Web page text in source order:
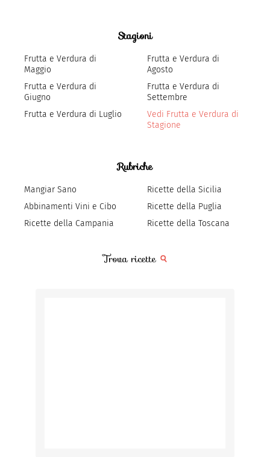
Stagioni
Frutta e Verdura di
Maggio
Frutta e Verdura di
Giugno
Frutta e Verdura di Luglio
Frutta e Verdura di
Agosto
Frutta e Verdura di
Settembre
Vedi Frutta e Verdura di
Stagione
Rubriche
Mangiar Sano
Abbinamenti Vini e Cibo
Ricette della Campania
Ricette della Sicilia
Ricette della Puglia
Ricette della Toscana
Trova ricette